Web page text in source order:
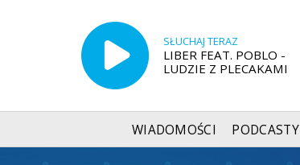
SŁUCHAJ TERAZ
LIBER FEAT. POBLO -
LUDZIE Z PLECAKAMI
WIADOMOŚCI PODCASTY